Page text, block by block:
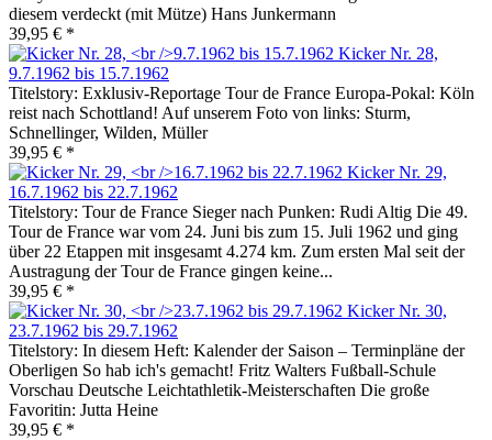
diesem verdeckt (mit Mütze) Hans Junkermann
39,95 € *
Kicker Nr. 28,
9.7.1962 bis 15.7.1962
Titelstory: Exklusiv-Reportage Tour de France Europa-Pokal: Köln
reist nach Schottland! Auf unserem Foto von links: Sturm,
Schnellinger, Wilden, Müller
39,95 € *
Kicker Nr. 29,
16.7.1962 bis 22.7.1962
Titelstory: Tour de France Sieger nach Punken: Rudi Altig Die 49.
Tour de France war vom 24. Juni bis zum 15. Juli 1962 und ging
über 22 Etappen mit insgesamt 4.274 km. Zum ersten Mal seit der
Austragung der Tour de France gingen keine...
39,95 € *
Kicker Nr. 30,
23.7.1962 bis 29.7.1962
Titelstory: In diesem Heft: Kalender der Saison – Terminpläne der
Oberligen So hab ich's gemacht! Fritz Walters Fußball-Schule
Vorschau Deutsche Leichtathletik-Meisterschaften Die große
Favoritin: Jutta Heine
39,95 € *